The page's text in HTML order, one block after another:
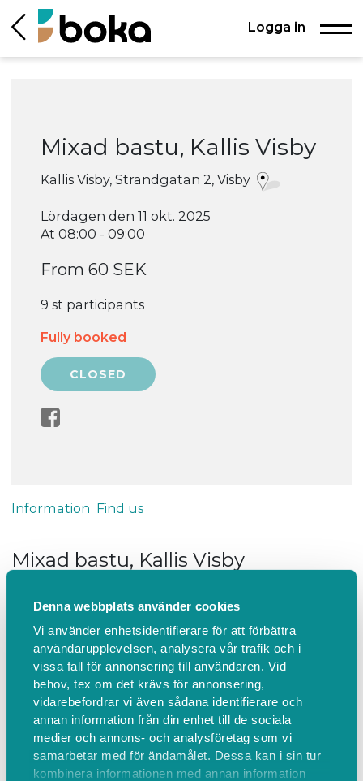
Denna webbplats använder cookies
Vi använder enhetsidentifierare för att förbättra
användarupplevelsen, analysera vår trafik och i
vissa fall för annonsering till användaren. Vid
behov, tex om det krävs för annonsering,
vidarebefordrar vi även sådana identifierare och
annan information från din enhet till de sociala
medier och annons- och analysföretag som vi
samarbetar med för ändamålet. Dessa kan i sin tur
kombinera informationen med annan information
Logga in
Mixad bastu, Kallis Visby
Kallis Visby, Strandgatan 2, Visby
Lördagen den 11 okt. 2025
At 08:00 - 09:00
From 60 SEK
9 st participants
Fully booked
Information Find us
Mixad bastu, Kallis Visby
OBS - det går ej att avboka
Vi har följande enkla regler för att utnyttja bastun:
- Du ska vara fullt frisk. Vid minsta symtom på
sjukdom avstå från besök.
- Visa hänsyn genom att hålla avstånd i bastu och
omklädningsrum.
- Bastun är dimensionerad för 9 personer men det
kan vara fler personer i omklädningsrummen.